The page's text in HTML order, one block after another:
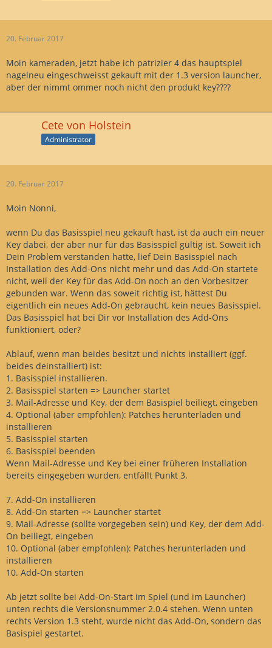
20. Februar 2017
Moin kameraden, jetzt habe ich patrizier 4 das hauptspiel
nagelneu eingeschweisst gekauft mit der 1.3 version launcher,
aber der nimmt ommer noch nicht den produkt key????
Cete von Holstein
Administrator
20. Februar 2017
Moin Nonni,
wenn Du das Basisspiel neu gekauft hast, ist da auch ein neuer
Key dabei, der aber nur für das Basisspiel gültig ist. Soweit ich
Dein Problem verstanden hatte, lief Dein Basisspiel nach
Installation des Add-Ons nicht mehr und das Add-On startete
nicht, weil der Key für das Add-On noch an den Vorbesitzer
gebunden war. Wenn das soweit richtig ist, hättest Du
eigentlich ein neues Add-On gebraucht, kein neues Basisspiel.
Das Basisspiel hat bei Dir vor Installation des Add-Ons
funktioniert, oder?
Ablauf, wenn man beides besitzt und nichts installiert (ggf.
beides deinstalliert) ist:
1. Basisspiel installieren.
2. Basisspiel starten => Launcher startet
3. Mail-Adresse und Key, der dem Basispiel beiliegt, eingeben
4. Optional (aber empfohlen): Patches herunterladen und
installieren
5. Basisspiel starten
6. Basisspiel beenden
Wenn Mail-Adresse und Key bei einer früheren Installation
bereits eingegeben wurden, entfällt Punkt 3.
7. Add-On installieren
8. Add-On starten => Launcher startet
9. Mail-Adresse (sollte vorgegeben sein) und Key, der dem Add-
On beiliegt, eingeben
10. Optional (aber empfohlen): Patches herunterladen und
installieren
10. Add-On starten
Ab jetzt sollte bei Add-On-Start im Spiel (und im Launcher)
unten rechts die Versionsnummer 2.0.4 stehen. Wenn unten
rechts Version 1.3 steht, wurde nicht das Add-On, sondern das
Basispiel gestartet.